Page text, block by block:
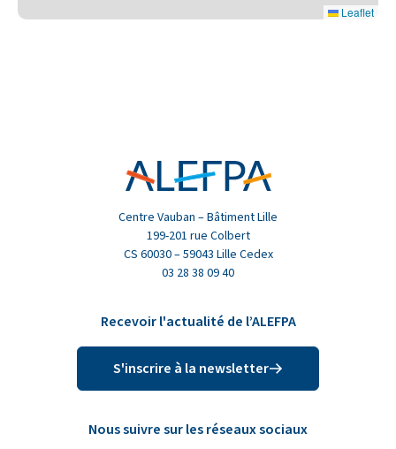
Leaflet
Centre Vauban – Bâtiment Lille
199-201 rue Colbert
CS 60030 – 59043 Lille Cedex
03 28 38 09 40
Recevoir l'actualité de l’ALEFPA
S'inscrire à la newsletter
Nous suivre sur les réseaux sociaux